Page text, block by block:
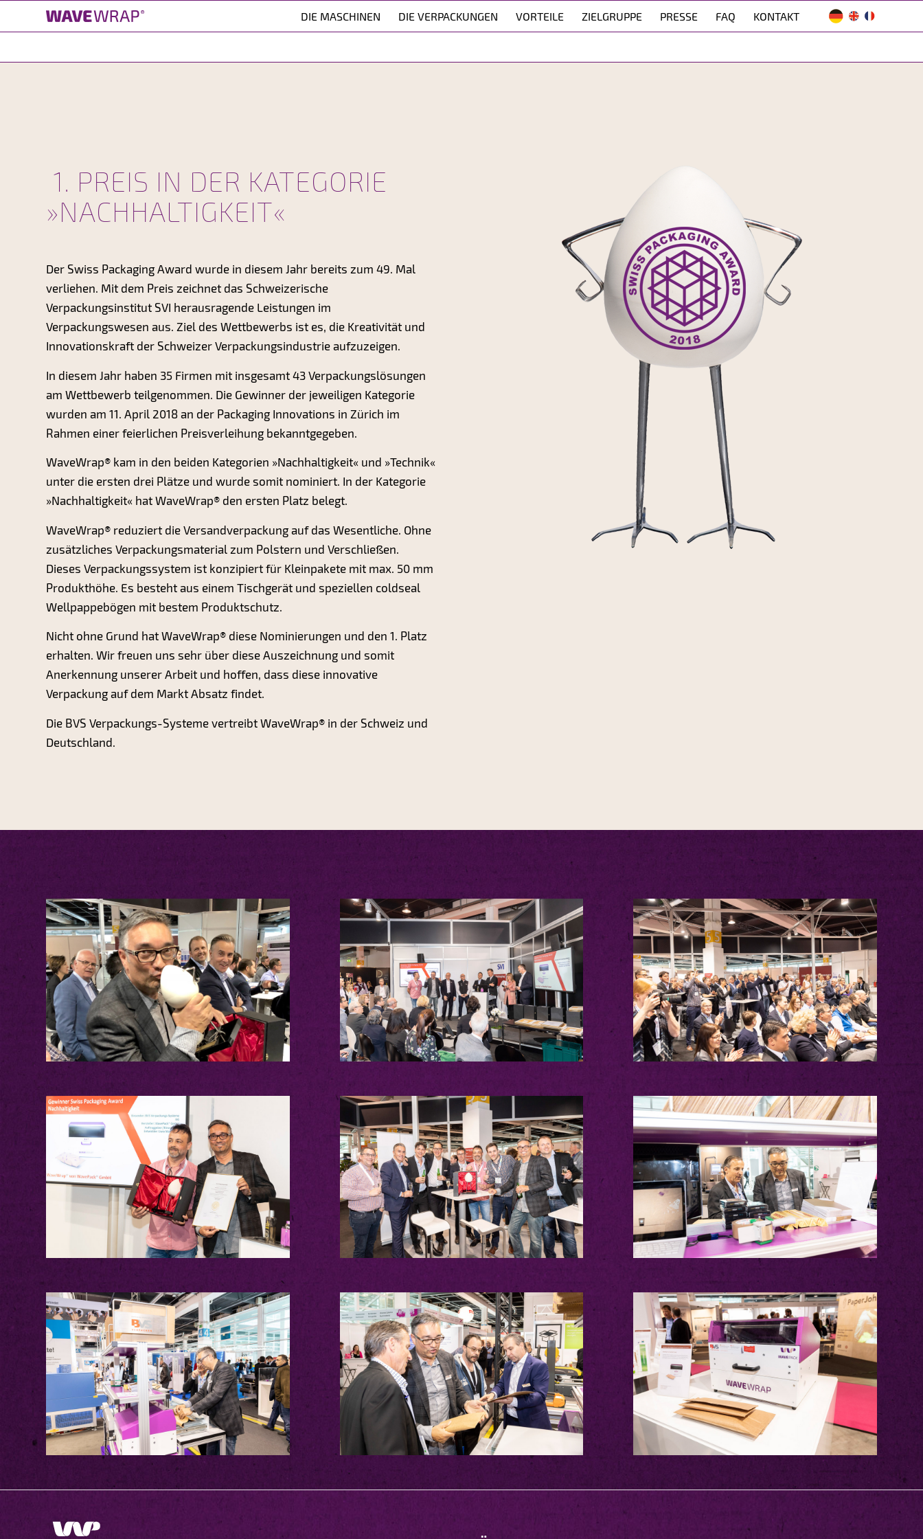
DIE MASCHINEN DIE VERPACKUNGEN VORTEILE ZIELGRUPPE PRESSE FAQ KONTAKT
1. PREIS IN DER KATEGORIE
»NACHHALTIGKEIT«
Der Swiss Packaging Award wurde in diesem Jahr bereits zum 49. Mal
verliehen. Mit dem Preis zeichnet das Schweizerische
Verpackungsinstitut SVI herausragende Leistungen im
Verpackungswesen aus. Ziel des Wettbewerbs ist es, die Kreativität und
Innovationskraft der Schweizer Verpackungsindustrie aufzuzeigen.
In diesem Jahr haben 35 Firmen mit insgesamt 43 Verpackungslösungen
am Wettbewerb teilgenommen. Die Gewinner der jeweiligen Kategorie
wurden am 11. April 2018 an der Packaging Innovations in Zürich im
Rahmen einer feierlichen Preisverleihung bekanntgegeben.
WaveWrap® kam in den beiden Kategorien »Nachhaltigkeit« und »Technik«
unter die ersten drei Plätze und wurde somit nominiert. In der Kategorie
»Nachhaltigkeit« hat WaveWrap® den ersten Platz belegt.
WaveWrap® reduziert die Versandverpackung auf das Wesentliche. Ohne
zusätzliches Verpackungsmaterial zum Polstern und Verschließen.
Dieses Verpackungssystem ist konzipiert für Kleinpakete mit max. 50 mm
Produkthöhe. Es besteht aus einem Tischgerät und speziellen coldseal
Wellpappebögen mit bestem Produktschutz.
Nicht ohne Grund hat WaveWrap® diese Nominierungen und den 1. Platz
erhalten. Wir freuen uns sehr über diese Auszeichnung und somit
Anerkennung unserer Arbeit und hoffen, dass diese innovative
Verpackung auf dem Markt Absatz findet.
Die BVS Verpackungs-Systeme vertreibt WaveWrap® in der Schweiz und
Deutschland.